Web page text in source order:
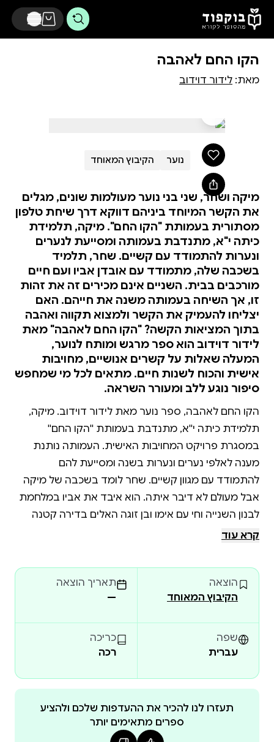
דלג לתוכן הראשי
הקו החם לאהבה
מאת: לידור דוידוב
נוער הקיבוץ המאוחד
מיקה ושחר, שני בני נוער מעולמות שונים, מגלים
את הקשר המיוחד ביניהם דווקא דרך שיחת טלפון
מסתורית בעמותת "הקו החם". מיקה, תלמידת
כיתה י"א, מתנדבת בעמותה ומסייעת לנערים
ונערות להתמודד עם קשיים. שחר, תלמיד
בשכבה שלה, מתמודד עם אובדן אביו ועם חיים
מורכבים בבית. השניים אינם מכירים זה את זהות
זו, אך השיחה בעמותה משנה את חייהם. האם
יצליחו להעמיק את הקשר ולמצוא תקווה ואהבה
בתוך המציאות הקשה? "הקו החם לאהבה" מאת
לידור דוידוב הוא ספר מרגש ומותח לנוער,
המעלה שאלות על קשרים אנושיים, מחויבות
אישית והכוח לשנות חיים. מתאים לכל מי שמחפש
סיפור נוגע ללב ומעורר השראה.
הקו החם לאהבה, ספר נוער מאת לידור דוידוב. מיקה,
תלמידת כיתה י''א, מתנדבת בעמותת ''הקו החם''
במסגרת פרויקט המחויבות האישית. העמותה נותנת
מענה לאלפי נערים ונערות בשנה ומסייעת להם
להתמודד עם מגוון קשיים. שחר לומד בשכבה של מיקה
אבל מעולם לא דיבר איתה. הוא איבד את אביו במלחמת
לבנון השנייה וחי עם אימו ובן זוגה האלים בדירה קטנה
בעיר. דרך שיחה גורלית אחת בעמותת ''הקו החם''
זהותה של זו. האם יצליחו השניים להעמיק את הקשר
ביניהם, והאם הקרובים אליהם יצליחו להיחלץ מהמ
קרא עוד
הוצאה
הקיבוץ המאוחד
תאריך הוצאה
—
שפה
עברית
כריכה
רכה
תעזרו לנו להכיר את ההעדפות שלכם ולהציע
ספרים מתאימים יותר